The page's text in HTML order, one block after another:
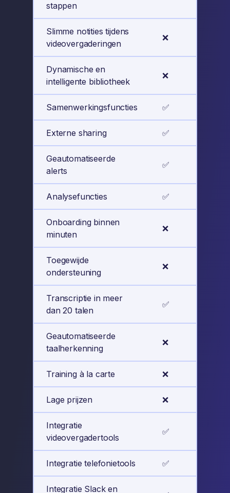
stappen
Slimme notities tijdens
videovergaderingen
❌
Dynamische en
intelligente bibliotheek
❌
Samenwerkingsfuncties ✅
Externe sharing ✅
Geautomatiseerde
alerts
✅
Analysefuncties ✅
Onboarding binnen
minuten
❌
Toegewijde
ondersteuning
❌
Transcriptie in meer
dan 20 talen
✅
Geautomatiseerde
taalherkenning
❌
Training à la carte ❌
Lage prijzen ❌
Integratie
videovergadertools
✅
Integratie telefonietools ✅
Integratie Slack en